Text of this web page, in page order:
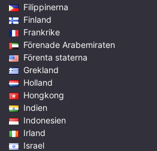
Filippinerna
Finland
Frankrike
Förenade Arabemiraten
Förenta staterna
Grekland
Holland
Hongkong
Indien
Indonesien
Irland
Israel